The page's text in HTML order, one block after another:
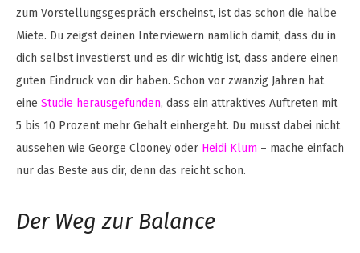
zum Vorstellungsgespräch erscheinst, ist das schon die halbe
Miete. Du zeigst deinen Interviewern nämlich damit, dass du in
dich selbst investierst und es dir wichtig ist, dass andere einen
guten Eindruck von dir haben. Schon vor zwanzig Jahren hat
eine Studie herausgefunden, dass ein attraktives Auftreten mit
5 bis 10 Prozent mehr Gehalt einhergeht. Du musst dabei nicht
aussehen wie George Clooney oder Heidi Klum – mache einfach
nur das Beste aus dir, denn das reicht schon.
Der Weg zur Balance